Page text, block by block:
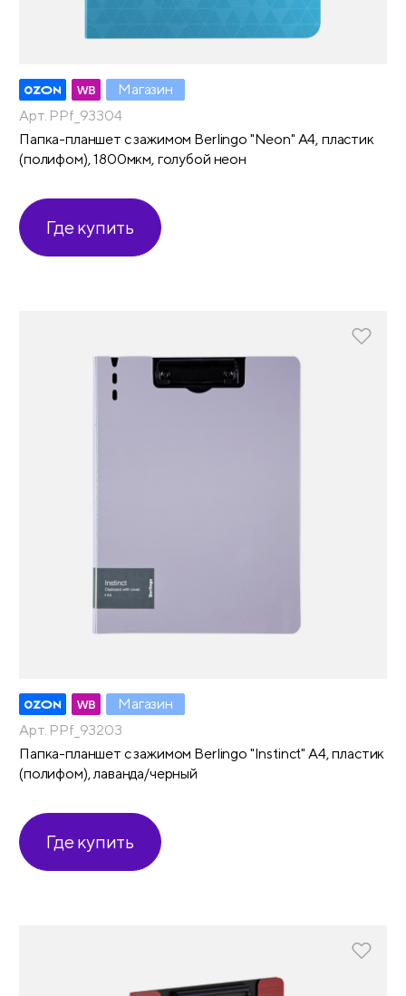
Магазин
Арт. PPf_93304
Папка-планшет с зажимом Berlingo "Neon" А4, пластик
(полифом), 1800мкм, голубой неон
Где купить
Магазин
Арт. PPf_93203
Папка-планшет с зажимом Berlingo "Instinct" А4, пластик
(полифом), лаванда/черный
Где купить